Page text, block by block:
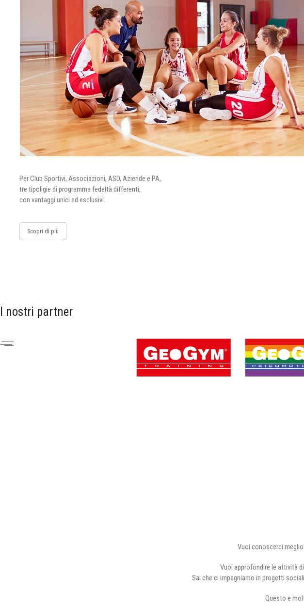
Per Club Sportivi, Associazioni, ASD, Aziende e PA,
tre tipoligie di programma fedeltà differenti,
con vantaggi unici ed esclusivi.
Scopri di più
I nostri partner
Vuoi conoscerci
Vuoi approfondire le attività
Sai che ci impegniamo in progetti
Questo e